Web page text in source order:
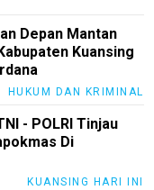
Depan Mantan
Kuansing
HUKUM DAN KRIMINAL
- POLRI Tinjau
Di
KUANSING HARI INI